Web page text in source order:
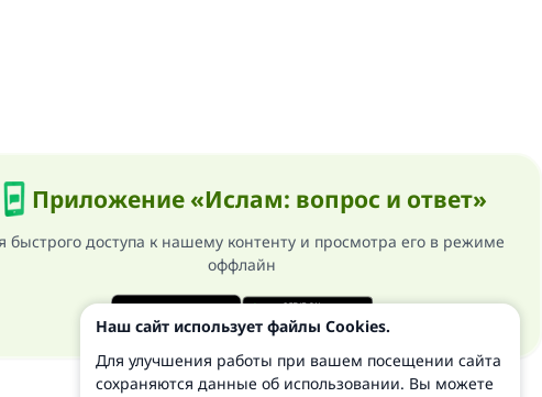
Приложение «Ислам: вопрос и ответ»
быстрого доступа к нашему контенту и просмотра его в режиме
оффлайн
Наш сайт использует файлы Cookies.
Для улучшения работы при вашем посещении сайта
сохраняются данные об использовании. Вы можете